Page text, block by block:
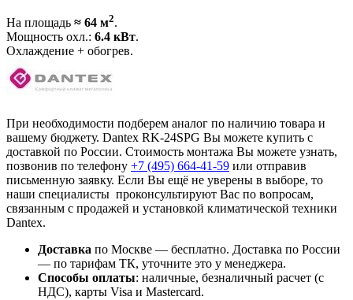
На площадь ≈ 64 м2.
Мощность охл.: 6.4 кВт.
Охлаждение + обогрев.
При необходимости подберем аналог по наличию товара и
вашему бюджету. Dantex RK-24SPG Вы можете купить с
доставкой по России. Стоимость монтажа Вы можете узнать,
позвонив по телефону +7 (495) 664-41-59 или отправив
письменную заявку. Если Вы ещё не уверены в выборе, то
наши специалисты проконсультируют Вас по вопросам,
связанным с продажей и установкой климатической техники
Dantex.
Доставка по Москве — бесплатно. Доставка по России
— по тарифам ТК, уточните это у менеджера.
Способы оплаты: наличные, безналичный расчет (с
НДС), карты Visa и Mastercard.